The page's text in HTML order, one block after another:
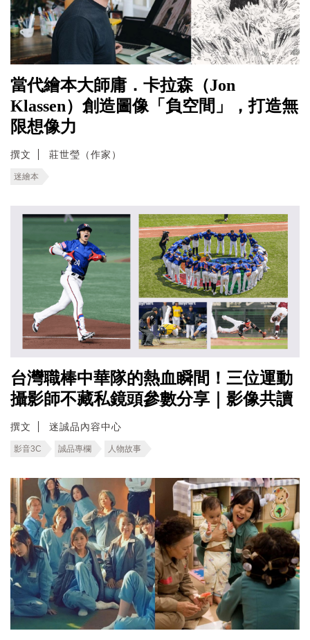
當代繪本大師庸．卡拉森（Jon
Klassen）創造圖像「負空間」，打造無
限想像力
撰文 莊世瑩（作家）
迷繪本
台灣職棒中華隊的熱血瞬間！三位運動
攝影師不藏私鏡頭參數分享｜影像共讀
撰文 迷誠品內容中心
影音3C 誠品專欄 人物故事